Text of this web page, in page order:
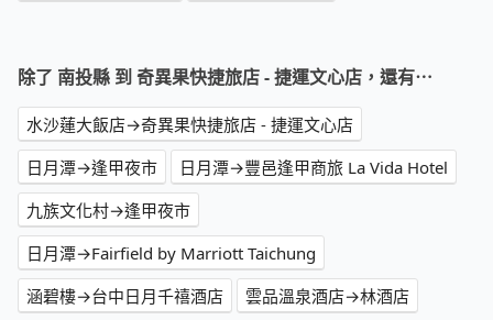
除了 南投縣 到 奇異果快捷旅店 - 捷運文心店，還有⋯
水沙蓮大飯店→奇異果快捷旅店 - 捷運文心店
日月潭→逢甲夜市
日月潭→豐邑逢甲商旅 La Vida Hotel
九族文化村→逢甲夜市
日月潭→Fairfield by Marriott Taichung
涵碧樓→台中日月千禧酒店
雲品溫泉酒店→林酒店